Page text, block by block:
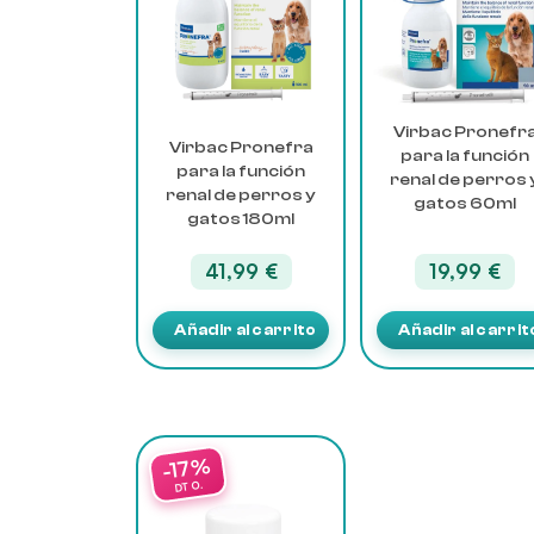
Virbac Pronefra
para la función
renal de perros y
gatos 180ml
41,99 €
Añadir al carrito
Virbac
para la función
renal de perros
gatos 60ml
19,99 €
Añadir al